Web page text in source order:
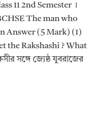
11 2nd Semester ।
The man who
Answer (5 Mark) (1)
the Rakshashi ? What
সঙ্গে জ্যেষ্ঠ যুবরাজের